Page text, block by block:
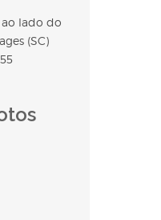
ao lado do
(SC)